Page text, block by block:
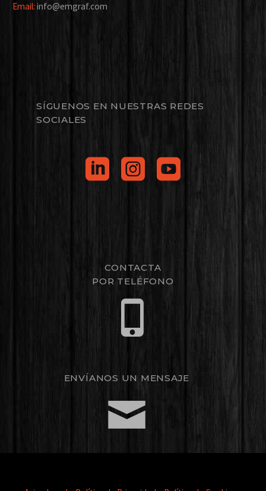
Email: info@emgraf.com
SÍGUENOS EN NUESTRAS REDES
SOCIALES
CONTACTA
POR TELÉFONO
ENVÍANOS UN MENSAJE